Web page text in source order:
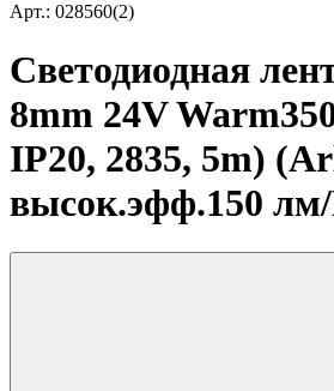
Арт.: 028560(2)
Светодиодная
8mm 24V
IP20, 2835, 5m)
высок.эфф.150